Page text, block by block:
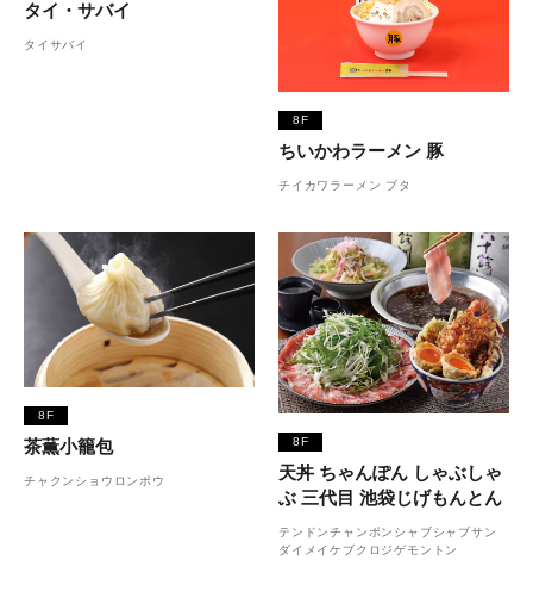
タイ・サバイ
タイサバイ
8F
ちいかわラーメン 豚
チイカワラーメン ブタ
8F
茶薫小籠包
チャクンショウロンポウ
8F
天丼 ちゃんぽん しゃぶしゃ
ぶ 三代目 池袋じげもんとん
テンドンチャンポンシャブシャブサン
ダイメイケブクロジゲモントン